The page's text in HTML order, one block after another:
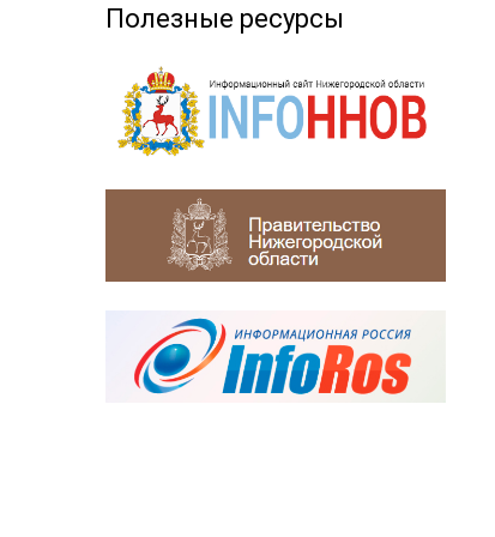
Полезные ресурсы